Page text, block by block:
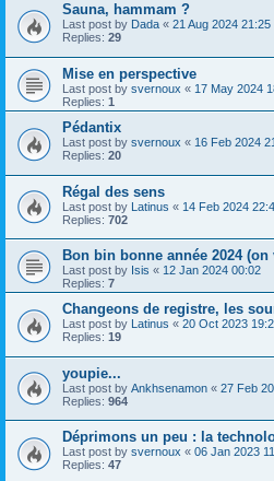
Sauna, hammam ?
Last post by Dada « 21 Aug 2024 21:25
Replies: 29
Mise en perspective
Last post by svernoux « 17 May 2024
Replies: 1
Pédantix
Last post by svernoux « 16 Feb 2024
Replies: 20
Régal des sens
Last post by Latinus « 14 Feb 2024
Replies: 702
Bon bin bonne année 2024
Last post by Isis « 12 Jan 2024 00:02
Replies: 7
Changeons de registre, les
Last post by Latinus « 20 Oct 2023
Replies: 19
youpie...
Last post by Ankhsenamon « 27 Feb
Replies: 964
Déprimons un peu : la
Last post by svernoux « 06 Jan 2023
Replies: 47